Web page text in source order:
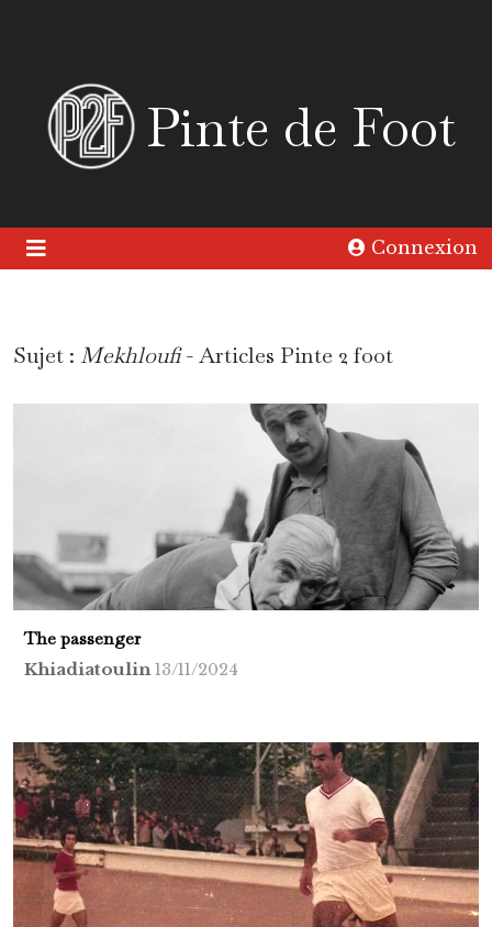
Pinte de Foot
Connexion
Sujet : Mekhloufi- Articles Pinte 2 foot
The passenger
Khiadiatoulin13/11/2024